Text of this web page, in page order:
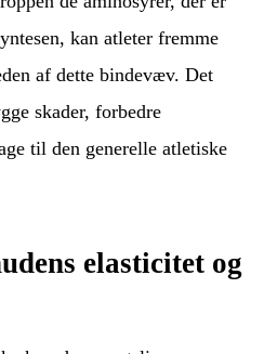
kan atleter fremme
af dette bindevæv. Det
skader, forbedre
til den generelle atletiske
elasticitet og